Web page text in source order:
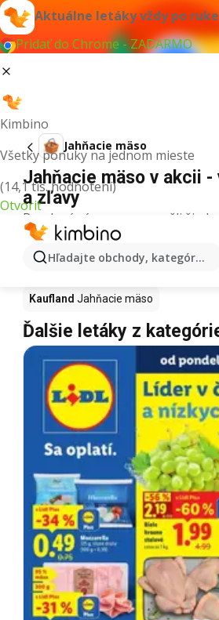
Aktuálne letáky vždy po ruke
Pridať do Chrome - ZADARMO
Kimbino
Všetky ponuky na jednom mieste
(14,1 tis. hodnotení)
Otvoriť
Hľadajte obchody, kategórie,
Jahňacie mäso
Jahňacie mäso v akcii
a zľavy
Pre daný výraz sme nenašli
Jahňacie mäso v akcii -
Tesco Jahňacie mäso Lidl
Kaufland Jahňacie mäso
Ďalšie letáky z